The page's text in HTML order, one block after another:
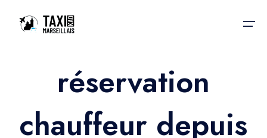
Accueil
Nos services
Nos services
réservation
chauffeur depuis